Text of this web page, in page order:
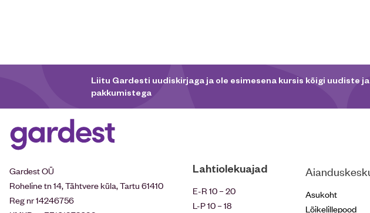
Liitu Gardesti uudiskirjaga ja ole esimesena kursis kõigi uudiste ja
pakkumistega
Gardest OÜ
Roheline tn 14, Tähtvere küla, Tartu 61410
Reg nr 14246756
Lahtiolekuajad
E-R 10 – 20
L-P 10 – 18
Asukoht
Lõikelillepood